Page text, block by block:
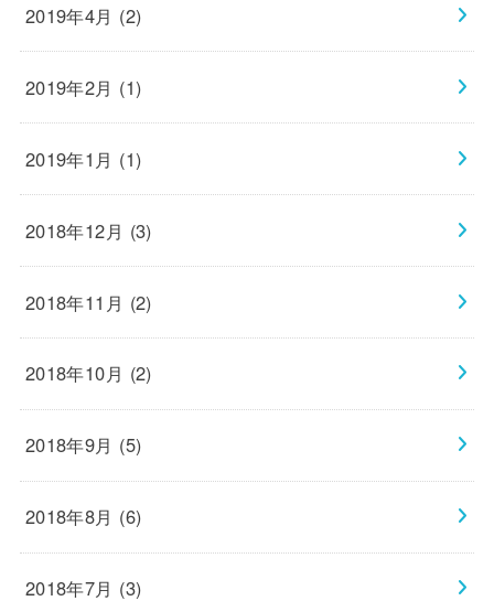
2019年4月 (2)
2019年2月 (1)
2019年1月 (1)
2018年12月 (3)
2018年11月 (2)
2018年10月 (2)
2018年9月 (5)
2018年8月 (6)
2018年7月 (3)